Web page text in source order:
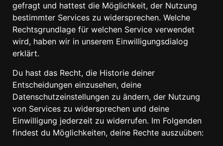
gefragt und hattest die Möglichkeit, der Nutzung
bestimmter Services zu widersprechen. Welche
Rechtsgrundlage für welchen Service verwendet
wird, haben wir in unserem Einwilligungsdialog
erklärt.
Du hast das Recht, die Historie deiner
Entscheidungen einzusehen, deine
Datenschutzeinstellungen zu ändern, der Nutzung
von Services zu widersprechen und deine
Einwilligung jederzeit zu widerrufen. Im Folgenden
findest du Möglichkeiten, deine Rechte auszuüben: